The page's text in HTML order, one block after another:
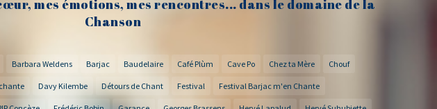
mes émotions, mes rencontres... dans le domaine de la
Chanson
Barbara Weldens Barjac Baudelaire Café Plùm Cave Po Chez ta Mère Chouf
Davy Kilembe Détours de Chant Festival Festival Barjac m'en Chante